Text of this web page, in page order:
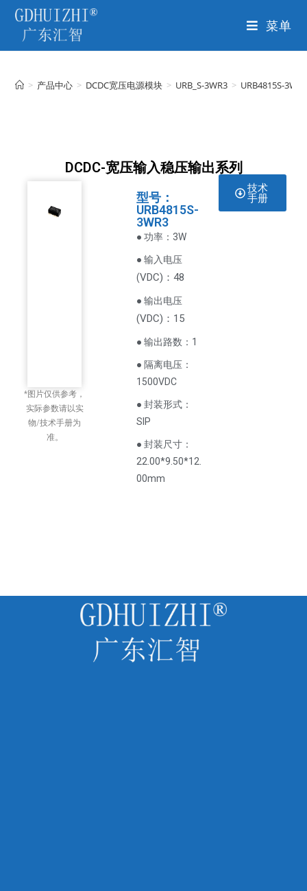
菜单
> 产品中心 > DCDC宽压电源模块 > URB_S-3WR3 > URB4815S-
DCDC-宽压输入稳压输出系列
*图片仅供参考，
实际参数请以实
物/技术手册为
准。
型号：
URB4815S-
3WR3
● 功率：3W
● 输入电压
(VDC)：48
● 输出电压
(VDC) ：15
● 输出路数：1
● 隔离电压：
1500VDC
● 封装形式：
SIP
● 封装尺寸：
22.00*9.50*12.
00mm
技术
手册